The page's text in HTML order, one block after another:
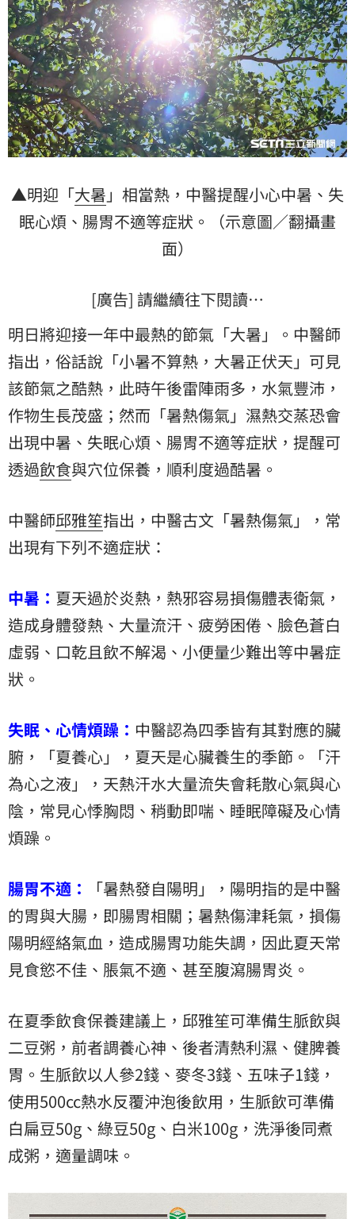
▲明迎「大暑 」相當熱，中醫提醒小心中暑、失
眠心煩、腸胃不適等症狀。（示意圖／翻攝畫
面）
[廣告] 請繼續往下閱讀…
明日將迎接一年中最熱的節氣「大暑」。中醫師
指出，俗話說「小暑不算熱，大暑正伏天」可見
該節氣之酷熱，此時午後雷陣雨多，水氣豐沛，
作物生長茂盛；然而「暑熱傷氣」濕熱交蒸恐會
出現中暑、失眠心煩、腸胃不適等症狀，提醒可
透過飲食與穴位保養，順利度過酷暑。
中醫師邱雅笙指出，中醫古文「暑熱傷氣」，常
出現有下列不適症狀：
中暑： 夏天過於炎熱，熱邪容易損傷體表衛氣，
造成身體發熱、大量流汗、疲勞困倦、臉色蒼白
虛弱、口乾且飲不解渴、小便量少難出等中暑症
狀。
失眠、心情煩躁： 中醫認為四季皆有其對應的臟
腑，「夏養心」，夏天是心臟養生的季節。「汗
為心之液」，天熱汗水大量流失會耗散心氣與心
陰，常見心悸胸悶、稍動即喘、睡眠障礙及心情
煩躁。
腸胃不適：
「暑熱發自陽明」，陽明指的是中醫
的胃與大腸，即腸胃相關；暑熱傷津耗氣，損傷
陽明經絡氣血，造成腸胃功能失調，因此夏天常
見食慾不佳、脹氣不適、甚至腹瀉腸胃炎。
在夏季飲食保養建議上，邱雅笙可準備生脈飲與
二豆粥，前者調養心神、後者清熱利濕、健脾養
胃。生脈飲以人參2錢、麥冬3錢、五味子1錢，
使用500cc熱水反覆沖泡後飲用，生脈飲可準備
白扁豆50g、綠豆50g、白米100g，洗淨後同煮
成粥，適量調味。